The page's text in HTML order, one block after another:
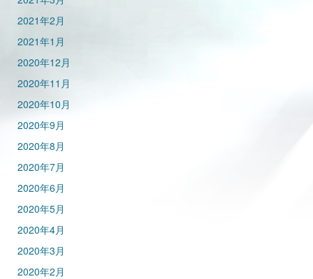
2021年2月
2021年1月
2020年12月
2020年11月
2020年10月
2020年9月
2020年8月
2020年7月
2020年6月
2020年5月
2020年4月
2020年3月
2020年2月